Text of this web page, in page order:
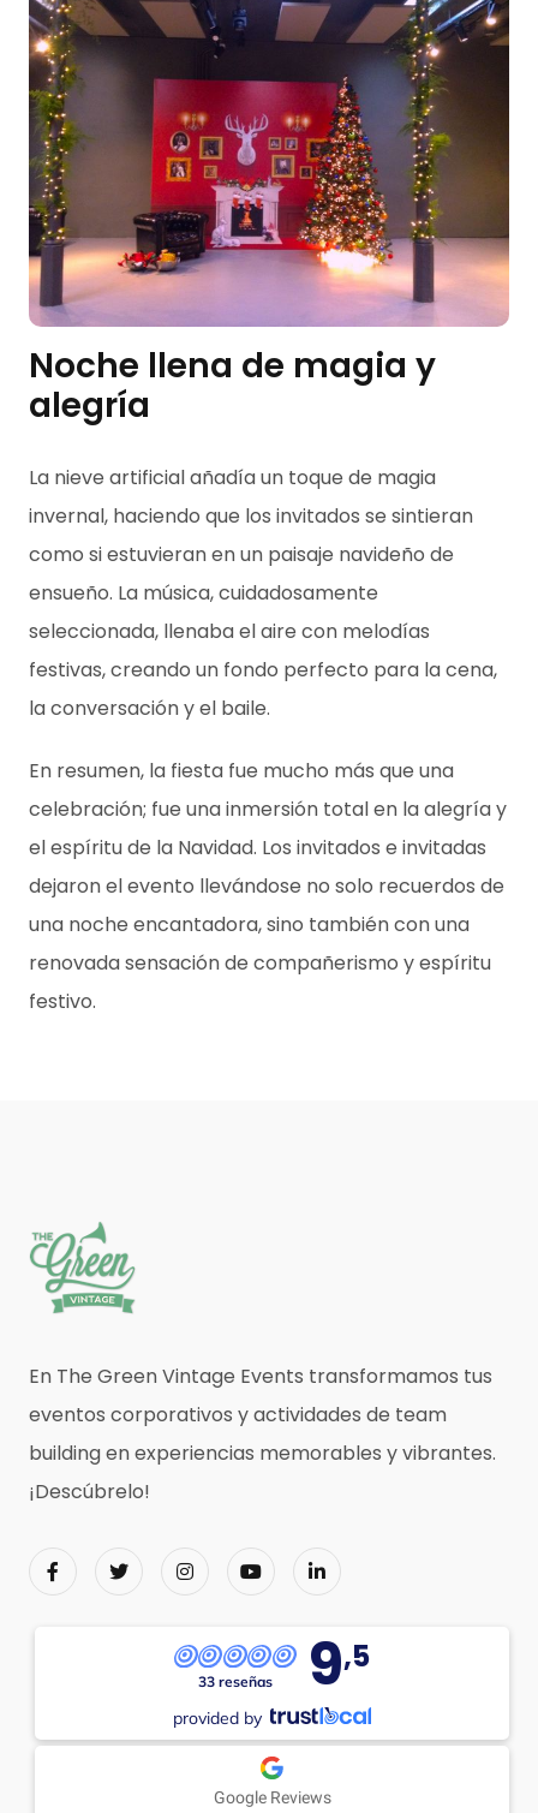
Noche llena de magia y
alegría
La nieve artificial añadía un toque de magia
invernal, haciendo que los invitados se sintieran
como si estuvieran en un paisaje navideño de
ensueño. La música, cuidadosamente
seleccionada, llenaba el aire con melodías
festivas, creando un fondo perfecto para la cena,
la conversación y el baile.
En resumen, la fiesta fue mucho más que una
celebración; fue una inmersión total en la alegría y
el espíritu de la Navidad. Los invitados e invitadas
dejaron el evento llevándose no solo recuerdos de
una noche encantadora, sino también con una
renovada sensación de compañerismo y espíritu
festivo.
En The Green Vintage Events transformamos tus
eventos corporativos y actividades de team
building en experiencias memorables y vibrantes.
¡Descúbrelo!
33 reseñas 9,5
provided by
Google Reviews